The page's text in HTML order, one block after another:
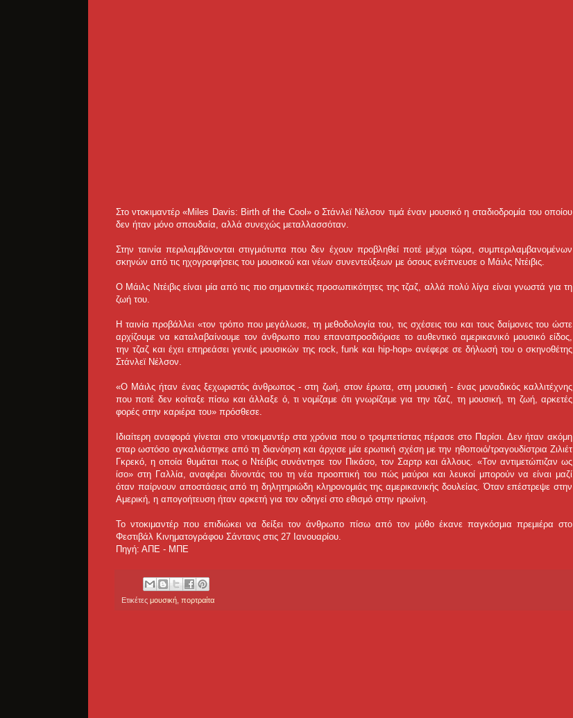
Στο ντοκιμαντέρ «Miles Davis: Birth of the Cool» ο Στάνλεϊ Νέλσον τιμά έναν μουσικό η σταδιοδρομία του οποίου
δεν ήταν μόνο σπουδαία, αλλά συνεχώς μεταλλασσόταν.
Στην ταινία περιλαμβάνονται στιγμιότυπα που δεν έχουν προβληθεί ποτέ μέχρι τώρα, συμπεριλαμβανομένων
σκηνών από τις ηχογραφήσεις του μουσικού και νέων συνεντεύξεων με όσους ενέπνευσε ο Μάιλς Ντέιβις.
Ο Μάιλς Ντέιβις είναι μία από τις πιο σημαντικές προσωπικότητες της τζαζ, αλλά πολύ λίγα είναι γνωστά για τη
ζωή του.
Η ταινία προβάλλει «τον τρόπο που μεγάλωσε, τη μεθοδολογία του, τις σχέσεις του και τους δαίμονες του ώστε
αρχίζουμε να καταλαβαίνουμε τον άνθρωπο που επαναπροσδιόρισε το αυθεντικό αμερικανικό μουσικό είδος,
την τζαζ και έχει επηρεάσει γενιές μουσικών της rock, funk και hip-hop» ανέφερε σε δήλωσή του ο σκηνοθέτης
Στάνλεϊ Νέλσον.
«Ο Μάιλς ήταν ένας ξεχωριστός άνθρωπος - στη ζωή, στον έρωτα, στη μουσική - ένας μοναδικός καλλιτέχνης
που ποτέ δεν κοίταξε πίσω και άλλαξε ό, τι νομίζαμε ότι γνωρίζαμε για την τζαζ, τη μουσική, τη ζωή, αρκετές
φορές στην καριέρα του» πρόσθεσε.
Ιδιαίτερη αναφορά γίνεται στο ντοκιμαντέρ στα χρόνια που ο τρομπετίστας πέρασε στο Παρίσι. Δεν ήταν ακόμη
σταρ ωστόσο αγκαλιάστηκε από τη διανόηση και άρχισε μία ερωτική σχέση με την ηθοποιό/τραγουδίστρια Ζιλιέτ
Γκρεκό, η οποία θυμάται πως ο Ντέιβις συνάντησε τον Πικάσο, τον Σαρτρ και άλλους. «Τον αντιμετώπιζαν ως
ίσο» στη Γαλλία, αναφέρει δίνοντάς του τη νέα προοπτική του πώς μαύροι και λευκοί μπορούν να είναι μαζί
όταν παίρνουν αποστάσεις από τη δηλητηριώδη κληρονομιάς της αμερικανικής δουλείας. Όταν επέστρεψε στην
Αμερική, η απογοήτευση ήταν αρκετή για τον οδηγεί στο εθισμό στην ηρωίνη.
Το ντοκιμαντέρ που επιδιώκει να δείξει τον άνθρωπο πίσω από τον μύθο έκανε παγκόσμια πρεμιέρα στο
Φεστιβάλ Κινηματογράφου Σάντανς στις 27 Ιανουαρίου.
Πηγή: ΑΠΕ - ΜΠΕ
Ετικέτες μουσική πορτραίτα